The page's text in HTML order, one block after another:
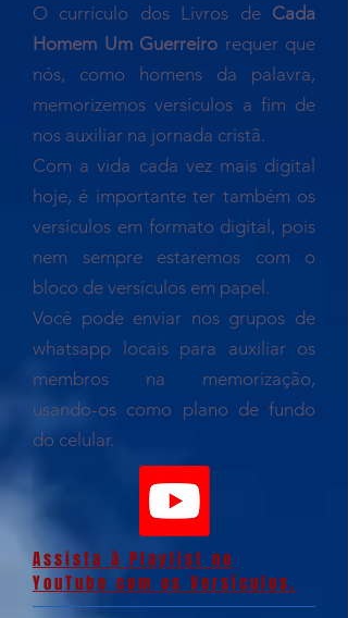
O currículo dos Livros de Cada
Homem Um Guerreiro requer que
nós, como homens da palavra,
memorizemos versículos a fim de
nos auxiliar na jornada cristã.
Com a vida cada vez mais digital
hoje, é importante ter também os
versículos em formato digital, pois
nem sempre estaremos com o
bloco de versículos em papel.
Você pode enviar nos grupos de
whatsapp locais para auxiliar os
membros na memorização,
usando-os como plano de fundo
do celular.
Assista à Playlist no
YouTube com os Versículos.